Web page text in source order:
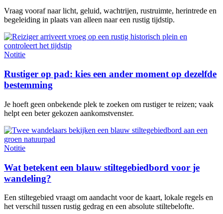
Vraag vooraf naar licht, geluid, wachtrijen, rustruimte, herintrede en
begeleiding in plaats van alleen naar een rustig tijdstip.
Notitie
Rustiger op pad: kies een ander moment op dezelfde
bestemming
Je hoeft geen onbekende plek te zoeken om rustiger te reizen; vaak
helpt een beter gekozen aankomstvenster.
Notitie
Wat betekent een blauw stiltegebiedbord voor je
wandeling?
Een stiltegebied vraagt om aandacht voor de kaart, lokale regels en
het verschil tussen rustig gedrag en een absolute stiltebelofte.